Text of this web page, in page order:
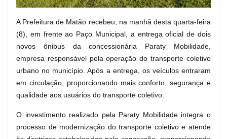
A Prefeitura de Matão recebeu, na manhã desta quarta-feira
(8), em frente ao Paço Municipal, a entrega oficial de dois
novos ônibus da concessionária Paraty Mobilidade,
empresa responsável pela operação do transporte coletivo
urbano no município. Após a entrega, os veículos entraram
em circulação, proporcionando mais conforto, segurança e
qualidade aos usuários do transporte coletivo.
O investimento realizado pela Paraty Mobilidade integra o
processo de modernização do transporte coletivo e atende